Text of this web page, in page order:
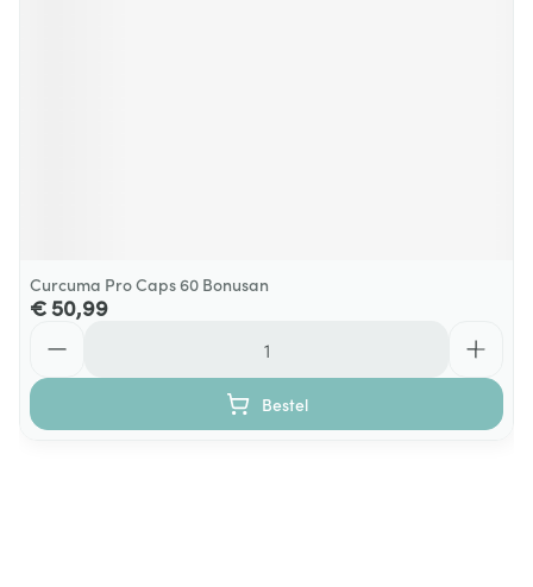
Curcuma Pro Caps 60 Bonusan
€ 50,99
Bestel